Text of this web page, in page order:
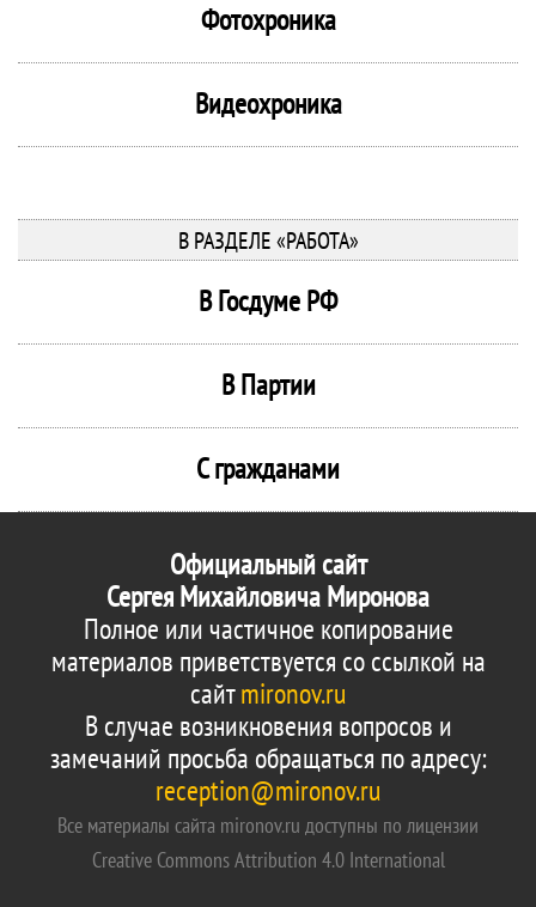
Фотохроника
Видеохроника
В РАЗДЕЛЕ «РАБОТА»
В Госдуме РФ
В Партии
С гражданами
Официальный сайт
Сергея Михайловича Миронова
Полное или частичное копирование
материалов приветствуется со ссылкой на
сайтmironov.ru
В случае возникновения вопросов и
замечаний просьба обращаться по адресу:
reception@mironov.ru
Все материалы сайта mironov.ru доступны по лицензии
Creative Commons Attribution 4.0 International